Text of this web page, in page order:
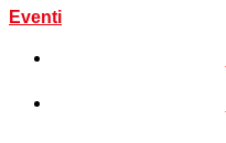
Eventi